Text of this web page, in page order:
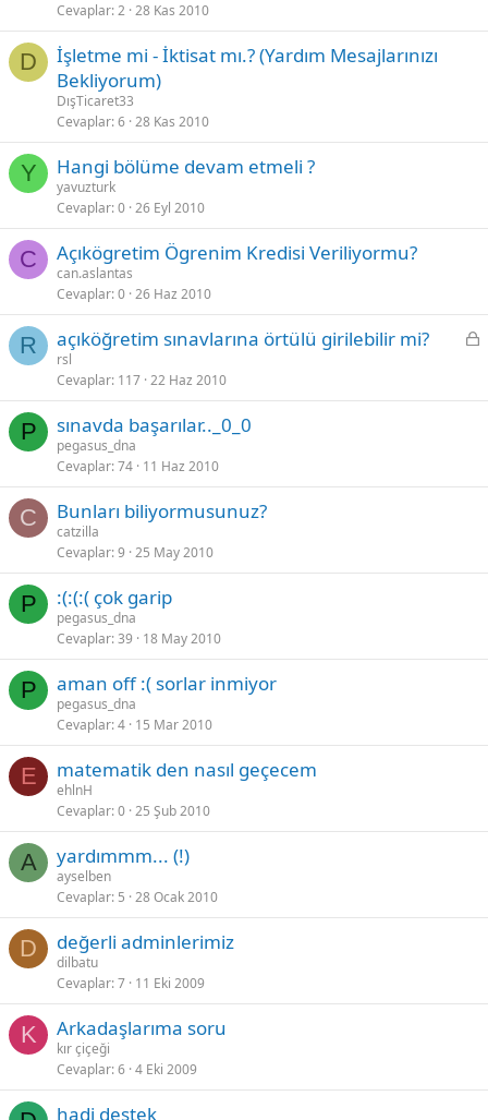
Cevaplar 2 28 Kas 2010
D
İşletme mi - İktisat mı.? (Yardım Mesajlarınızı
Bekliyorum)
DışTicaret33
Cevaplar 6 28 Kas 2010
Y Hangi bölüme devam etmeli ?
yavuzturk
Cevaplar 0 26 Eyl 2010
C Açıkögretim Ögrenim Kredisi Veriliyormu?
can.aslantas
Cevaplar 0 26 Haz 2010
R
K
i
açıköğretim sınavlarına örtülü girilebilir mi?
rsl
Cevaplar 117 22 Haz 2010
P sınavda başarılar.._0_0
pegasus_dna
Cevaplar 74 11 Haz 2010
C Bunları biliyormusunuz?
catzilla
Cevaplar 9 25 May 2010
P :(:(:( çok garip
pegasus_dna
Cevaplar 39 18 May 2010
P aman off :( sorlar inmiyor
pegasus_dna
Cevaplar 4 15 Mar 2010
E matematik den nasıl geçecem
ehlnH
Cevaplar 0 25 Şub 2010
A yardımmm... (!)
ayselben
Cevaplar 5 28 Ocak 2010
D değerli adminlerimiz
dilbatu
Cevaplar 7 11 Eki 2009
K Arkadaşlarıma soru
kır çiçeği
Cevaplar 6 4 Eki 2009
hadi destek